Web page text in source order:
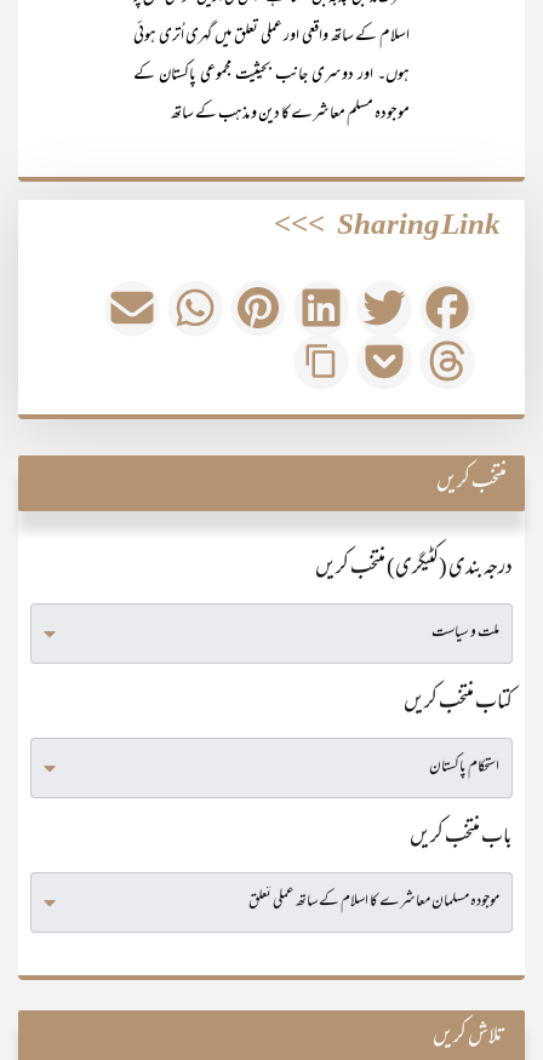
اسلام کے ساتھ واقعی اور عملی تعلق میں گہری اُتری ہوئی
ہوں۔ اور دوسری جانب بحیثیت مجموعی پاکستان کے
موجودہ مسلم معاشرے کا دین و مذہب کے ساتھ
Sharing Link
>>>
منتخب کریں
درجہ بندی (کٹیگری) منتخب کریں
کتاب منتخب کریں
باب منتخب کریں
تلاش کریں